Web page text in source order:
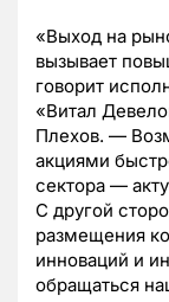
«Выход на
вызывает
говорит
«Витал
Плехов. —
акциями
сектора —
С другой
размещения
инноваций и
обращаться